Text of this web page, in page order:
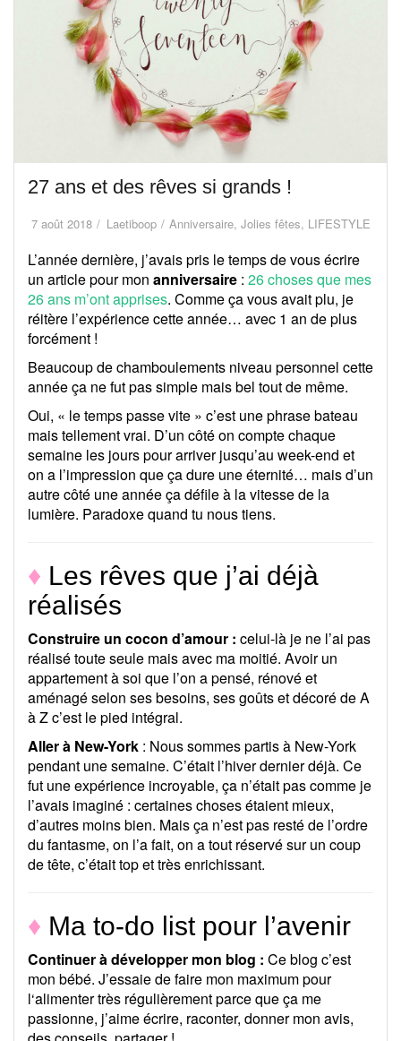
27 ans et des rêves si grands !
7 août 2018 Laetiboop Anniversaire, Jolies fêtes, LIFESTYLE
L’année dernière, j’avais pris le temps de vous écrire
un article pour mon anniversaire : 26 choses que mes
26 ans m’ont apprises. Comme ça vous avait plu, je
réitère l’expérience cette année… avec 1 an de plus
forcément !
Beaucoup de chamboulements niveau personnel cette
année ça ne fut pas simple mais bel tout de même.
Oui, « le temps passe vite » c’est une phrase bateau
mais tellement vrai. D’un côté on compte chaque
semaine les jours pour arriver jusqu’au week-end et
on a l’impression que ça dure une éternité… mais d’un
autre côté une année ça défile à la vitesse de la
lumière. Paradoxe quand tu nous tiens.
♦ Les rêves que j’ai déjà
réalisés
Construire un cocon d’amour : celui-là je ne l’ai pas
réalisé toute seule mais avec ma moitié. Avoir un
appartement à soi que l’on a pensé, rénové et
aménagé selon ses besoins, ses goûts et décoré de A
à Z c’est le pied intégral.
Aller à New-York : Nous sommes partis à New-York
pendant une semaine. C’était l’hiver dernier déjà. Ce
fut une expérience incroyable, ça n’était pas comme je
l’avais imaginé : certaines choses étaient mieux,
d’autres moins bien. Mais ça n’est pas resté de l’ordre
du fantasme, on l’a fait, on a tout réservé sur un coup
de tête, c’était top et très enrichissant.
♦ Ma to-do list pour l’avenir
Continuer à développer mon blog : Ce blog c’est
mon bébé. J’essaie de faire mon maximum pour
l‘alimenter très régulièrement parce que ça me
passionne, j’aime écrire, raconter, donner mon avis,